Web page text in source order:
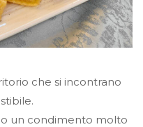
che si incontrano
un condimento molto